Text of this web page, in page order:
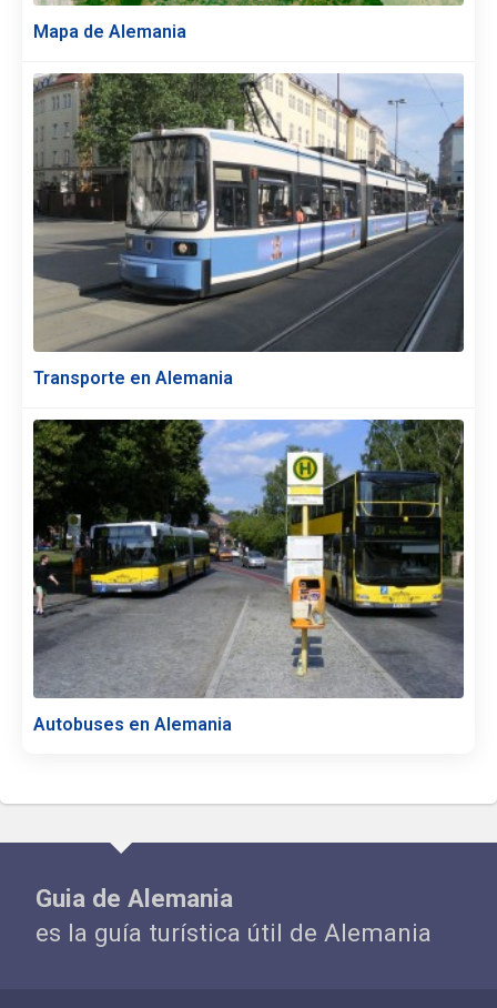
Mapa de Alemania
Transporte en Alemania
Autobuses en Alemania
Guia de Alemania
es la guía turística útil de Alemania